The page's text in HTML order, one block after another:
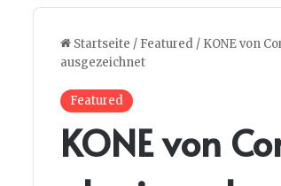
Startseite / Featured / KONE von
ausgezeichnet
Featured
KONE von